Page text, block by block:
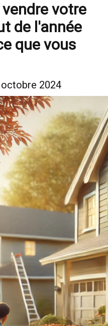
votre
de l'année
que vous
2024